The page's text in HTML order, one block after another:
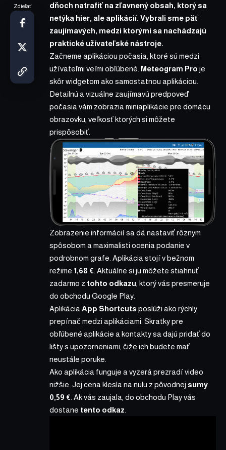
Zdieľať
dňoch natrafiť na zľavnený obsah, ktorý sa
netýka hier, ale aplikácií. Vybrali sme päť
zaujímavých, medzi ktorými sa nachádzajú
praktické užívateľské nástroje.
Začneme aplikáciou počasia, ktoré sú medzi
užívateľmi veľmi obľúbené. Meteogram Pro je
skôr widgetom ako samostatnou aplikáciou.
Detailnú a vizuálne zaujímavú predpoveď
počasia vám zobrazia miniaplikácie pre domácu
obrazovku, veľkosť ktorých si môžete
prispôsobiť.
Zobrazenie informácií sa dá nastaviť rôznym
spôsobom a maximalisti ocenia podanie v
podrobnom grafe. Aplikácia stojí v bežnom
režime 1,68 € . Aktuálne si ju môžete stiahnuť
zadarmo z tohto odkazu , ktorý vás presmeruje
do obchodu Google Play.
Aplikácia App Shortcuts poslúži ako rýchly
prepínač medzi aplikáciami. Skratky pre
obľúbené aplikácie a kontakty sa dajú pridať do
lišty s upozorneniami, čiže ich budete mať
neustále poruke.
Ako aplikácia funguje a vyzerá prezradí video
nižšie. Jej cena klesla na nulu z pôvodnej sumy
0,59 € . Ak vás zaujala, do obchodu Play vás
dostane tento odkaz